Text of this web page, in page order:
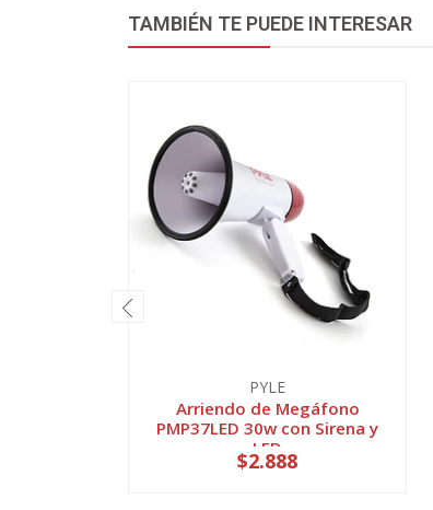
TAMBIÉN TE PUEDE INTERESAR
PYLE
Arriendo de Megáfono
PMP37LED 30w con Sirena y
LED
$2.888